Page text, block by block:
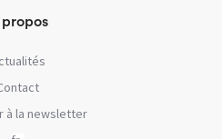
à la newsletter